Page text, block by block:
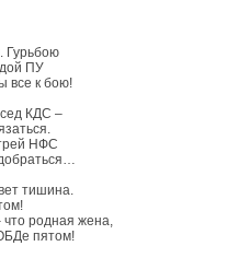
Гурьбою
ПУ
все к бою!
КДС –
НФС
тишина.
что родная жена,
пятом!